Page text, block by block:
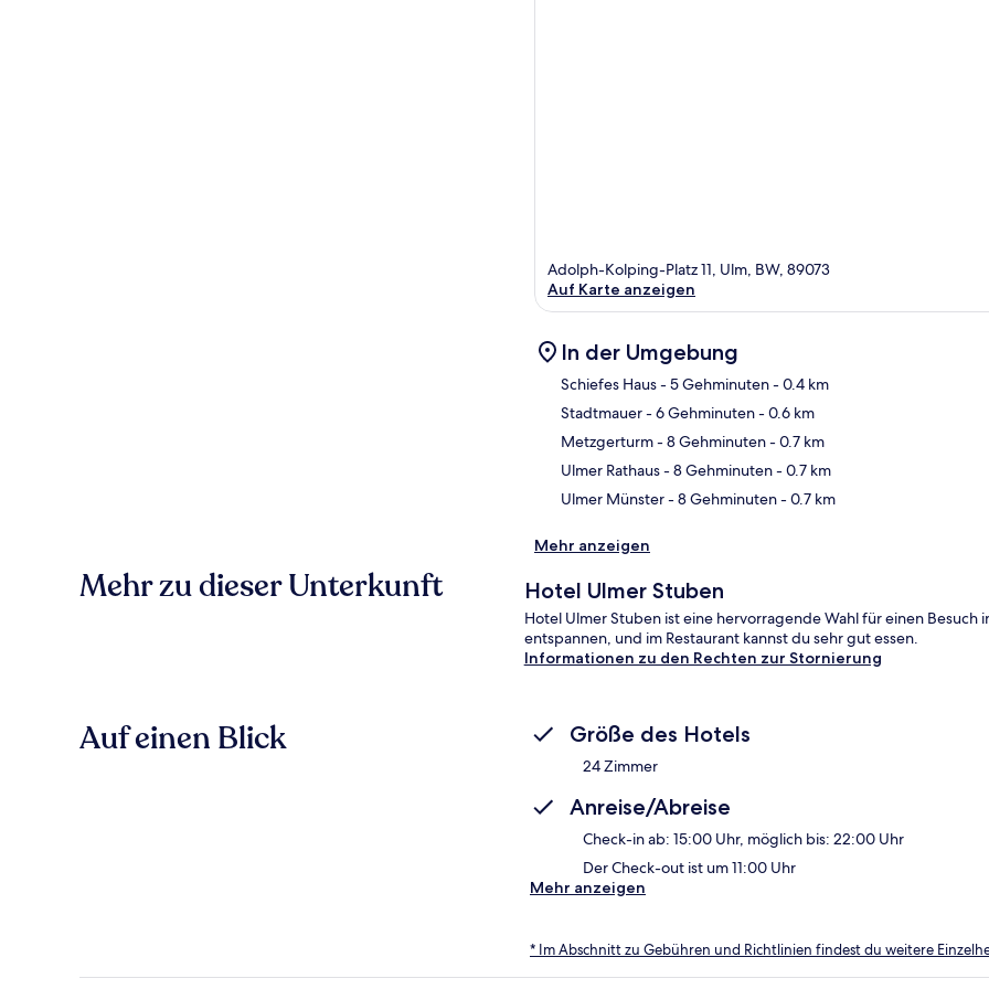
Adolph-Kolping-Platz 11, Ulm, BW, 89073
Auf Karte anzeigen
In der Umgebung
Schiefes Haus- 5 Gehminuten- 0.4 km
Stadtmauer- 6 Gehminuten- 0.6 km
Metzgerturm- 8 Gehminuten- 0.7 km
Ulmer Rathaus- 8 Gehminuten- 0.7 km
Ulmer Münster- 8 Gehminuten- 0.7 km
Mehr anzeigen
Mehr zu dieser Unterkunft Hotel Ulmer Stuben
Hotel Ulmer Stuben ist eine hervorragende Wahl für einen
entspannen, und im Restaurant kannst du sehr gut essen.
Informationen zu den Rechten zur Stornierung
Auf einen Blick Größe des Hotels
24 Zimmer
Anreise/Abreise
Check-in ab: 15:00 Uhr, möglich bis: 22:00 Uhr
Der Check-out ist um 11:00 Uhr
Mehr anzeigen
* Im Abschnitt zu Gebühren und Richtlinien findest du weitere